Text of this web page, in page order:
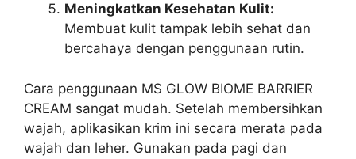
Meningkatkan Kesehatan Kulit:
Membuat kulit tampak lebih sehat dan
bercahaya dengan penggunaan rutin.
Cara penggunaan MS GLOW BIOME BARRIER
CREAM sangat mudah. Setelah membersihkan
wajah, aplikasikan krim ini secara merata pada
wajah dan leher. Gunakan pada pagi dan